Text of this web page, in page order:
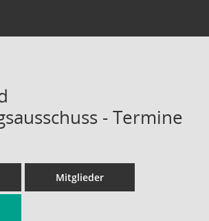
- Termine
Mitglieder